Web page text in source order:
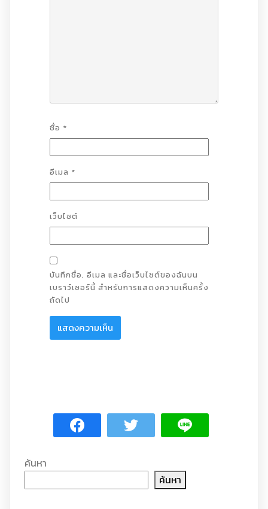
ชื่อ *
อีเมล *
เว็บไซต์
บันทึกชื่อ, อีเมล และชื่อเว็บไซต์ของฉันบน
เบราว์เซอร์นี้ สำหรับการแสดงความเห็นครั้ง
ถัดไป
ค้นหา
ค้นหา